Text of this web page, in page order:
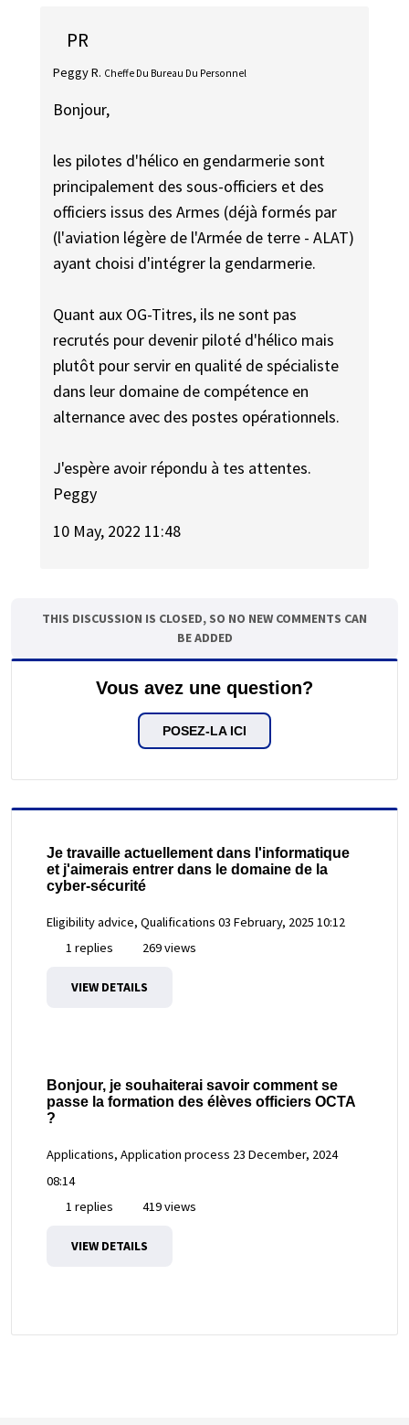
PR
Peggy R. Cheffe Du Bureau Du Personnel
Bonjour,
les pilotes d'hélico en gendarmerie sont
principalement des sous-officiers et des
officiers issus des Armes (déjà formés par
(l'aviation légère de l'Armée de terre - ALAT)
ayant choisi d'intégrer la gendarmerie.
Quant aux OG-Titres, ils ne sont pas
recrutés pour devenir piloté d'hélico mais
plutôt pour servir en qualité de spécialiste
dans leur domaine de compétence en
alternance avec des postes opérationnels.
J'espère avoir répondu à tes attentes.
Peggy
10 May, 2022 11:48
THIS DISCUSSION IS CLOSED, SO NO NEW COMMENTS CAN
BE ADDED
Vous avez une question?
POSEZ-LA ICI
Je travaille actuellement dans l'informatique
et j'aimerais entrer dans le domaine de la
cyber-sécurité
Eligibility advice, Qualifications 03 February, 2025 10:12
1 replies
269 views
VIEW DETAILS
Bonjour, je souhaiterai savoir comment se
passe la formation des élèves officiers OCTA
?
Applications, Application process 23 December, 2024
08:14
1 replies
419 views
VIEW DETAILS